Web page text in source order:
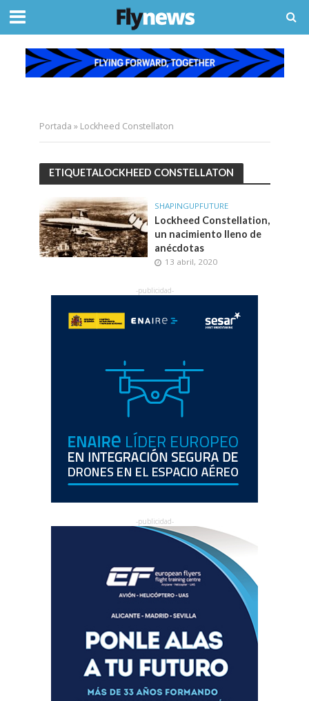
Portada » Lockheed Constellaton
ETIQUETALOCKHEED CONSTELLATON
SHAPINGUPFUTURE
Lockheed Constellation,
un nacimiento lleno de
anécdotas
13 abril, 2020